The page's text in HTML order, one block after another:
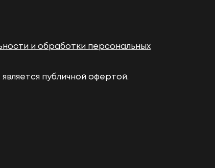
и обработки персональных
публичной офертой.